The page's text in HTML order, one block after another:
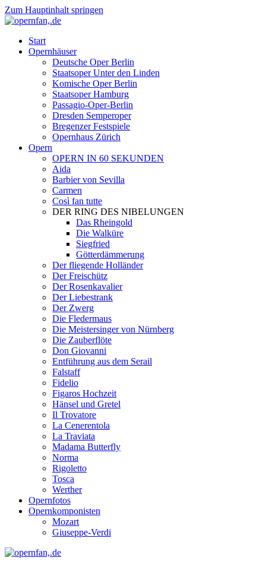
Zum Hauptinhalt springen
Start
Opernhäuser
Deutsche Oper Berlin
Staatsoper Unter den Linden
Komische Oper Berlin
Staatsoper Hamburg
Passagio-Oper-Berlin
Dresden Semperoper
Bregenzer Festspiele
Opernhaus Zürich
Opern
OPERN IN 60 SEKUNDEN
Aida
Barbier von Sevilla
Carmen
Così fan tutte
DER RING DES NIBELUNGEN
Das Rheingold
Die Walküre
Siegfried
Götterdämmerung
Der fliegende Holländer
Der Freischütz
Der Rosenkavalier
Der Liebestrank
Der Zwerg
Die Fledermaus
Die Meistersinger von Nürnberg
Die Zauberflöte
Don Giovanni
Entführung aus dem Serail
Falstaff
Fidelio
Figaros Hochzeit
Hänsel und Gretel
Il Trovatore
La Cenerentola
La Traviata
Madama Butterfly
Norma
Rigoletto
Tosca
Werther
Opernfotos
Opernkomponisten
Mozart
Giuseppe-Verdi